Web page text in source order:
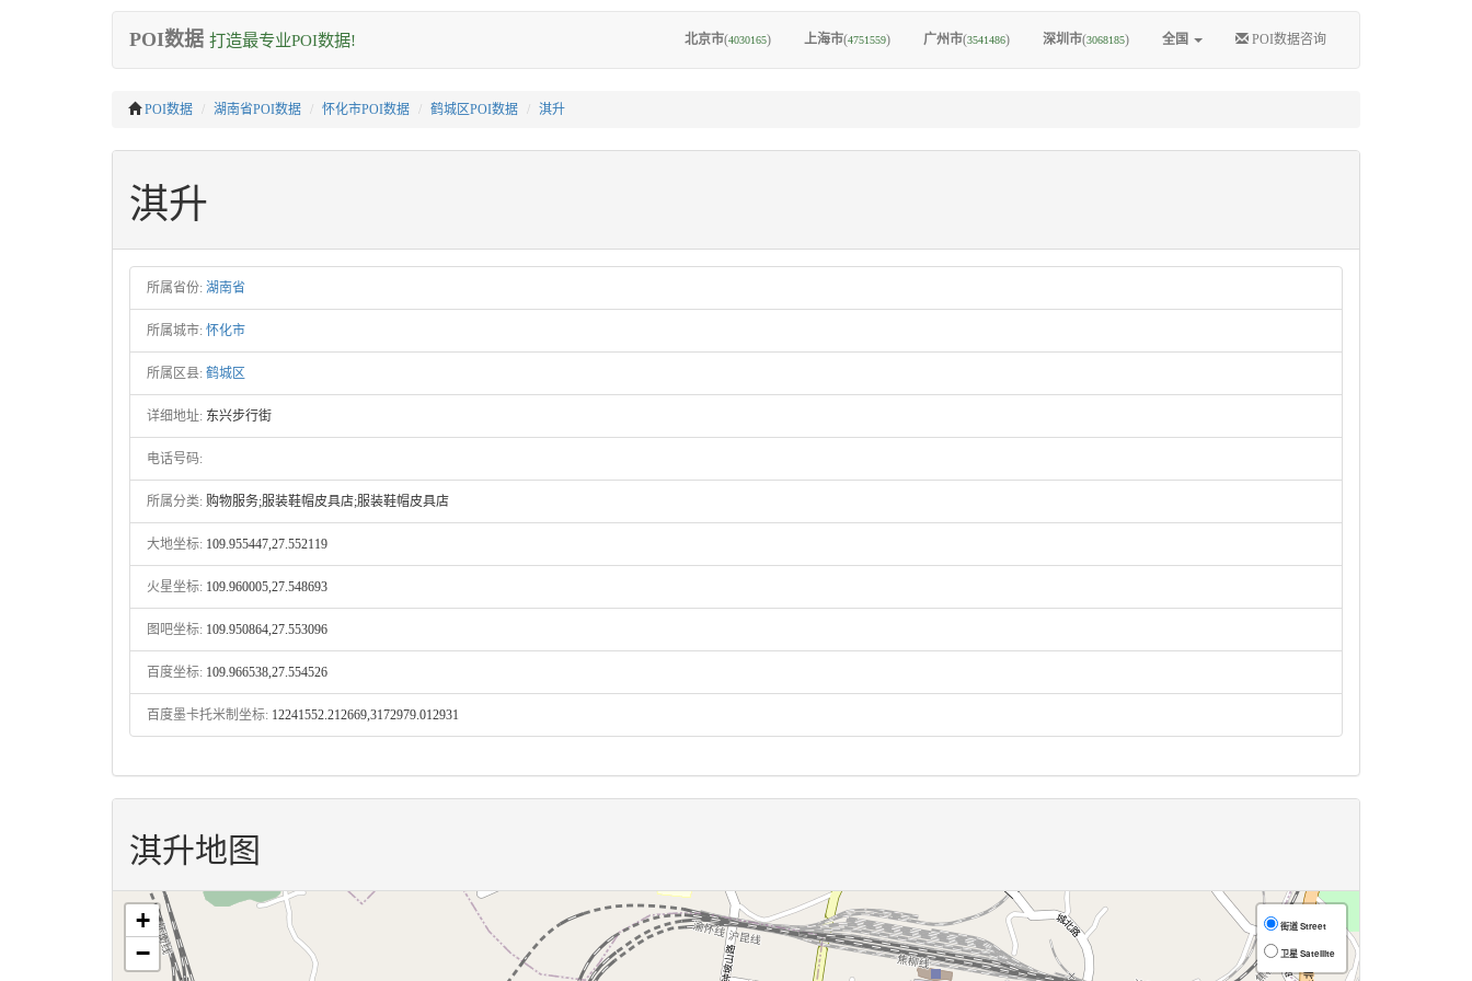
POI数据 打造最专业POI数据! 北京市(4030165) 上海市(4751559) 广州市(3541486) 深圳市(3068185) 全国 POI数据咨询
POI数据 湖南省POI数据 怀化市POI数据 鹤城区POI数据 淇升
淇升
所属省份: 湖南省
所属城市: 怀化市
所属区县: 鹤城区
详细地址: 东兴步行街
电话号码:
所属分类: 购物服务;服装鞋帽皮具店;服装鞋帽皮具店
大地坐标: 109.955447,27.552119
火星坐标: 109.960005,27.548693
图吧坐标: 109.950864,27.553096
百度坐标: 109.966538,27.554526
百度墨卡托米制坐标: 12241552.212669,3172979.012931
淇升地图
+
−
街道 Street
卫星 Satellite